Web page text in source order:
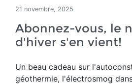
21 novembre, 2025
Abonnez-vous, le
d'hiver s'en vient!
Un beau cadeau sur
géothermie, l'électrosmog